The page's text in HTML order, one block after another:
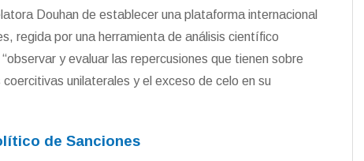
Douhan de establecer una plataforma internacional
regida por una herramienta de análisis científico
y evaluar las repercusiones que tienen sobre
unilaterales y el exceso de celo en su
de Sanciones